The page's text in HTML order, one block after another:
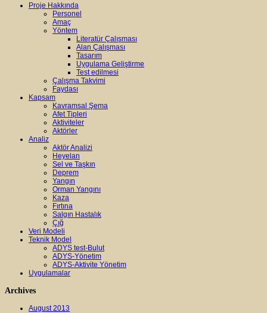
Proje Hakkında
Personel
Amaç
Yöntem
Literatür Çalışması
Alan Çalışması
Tasarım
Uygulama Geliştirme
Test edilmesi
Çalışma Takvimi
Faydası
Kapsam
Kavramsal Şema
Afet Tipleri
Aktiviteler
Aktörler
Analiz
Aktör Analizi
Heyelan
Sel ve Taşkın
Deprem
Yangın
Orman Yangını
Kaza
Fırtına
Salgın Hastalık
Çığ
Veri Modeli
Teknik Model
ADYS test-Bulut
ADYS-Yönetim
ADYS-Aktivite Yönetim
Uygulamalar
Archives
August 2013